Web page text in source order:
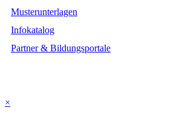
Musterunterlagen
Infokatalog
Partner & Bildungsportale
×